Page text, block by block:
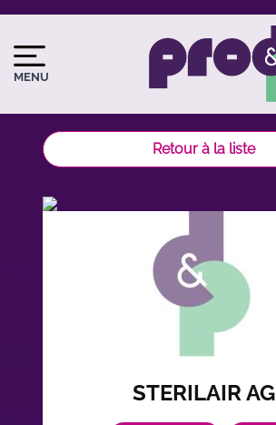
Aller
contenu
principal
MENU
Image
du
logo
Image
Retour à la liste
STERILAIR AG